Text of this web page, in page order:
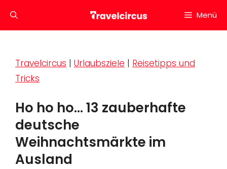
Inhalt
Menü
Travelcircus | Urlaubsziele | Reisetipps und
Tricks
Ho ho ho… 13 zauberhafte
deutsche
Weihnachtsmärkte im
Ausland